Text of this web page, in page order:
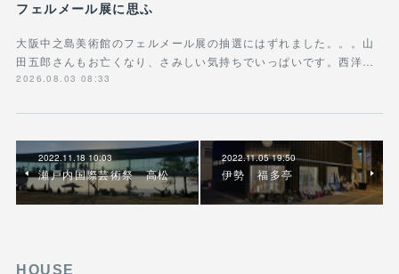
フェルメール展に思ふ
大阪中之島美術館のフェルメール展の抽選にはずれました。。。山
田五郎さんもお亡くなり、さみしい気持ちでいっぱいです。西洋…
2026.08.03 08:33
2022.11.18 10:03
瀬戸内国際芸術祭 高松
2022.11.05 19:50
伊勢 福多亭
HOUSE